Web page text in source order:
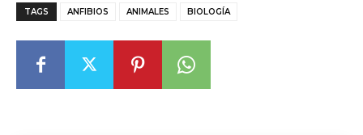
TAGS ANFIBIOS ANIMALES BIOLOGÍA